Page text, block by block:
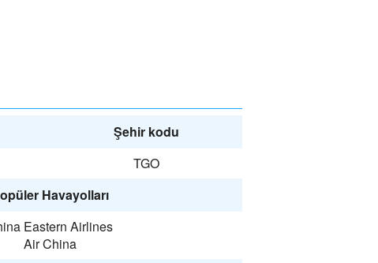
Şehir kodu
TGO
Havayolları
Eastern Airlines
Air China